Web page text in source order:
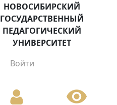
НОВОСИБИРСКИЙ
ГОСУДАРСТВЕННЫЙ
ПЕДАГОГИЧЕСКИЙ
УНИВЕРСИТЕТ
Войти